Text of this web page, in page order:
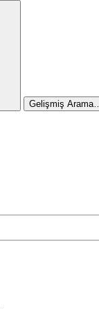
Gelişmiş